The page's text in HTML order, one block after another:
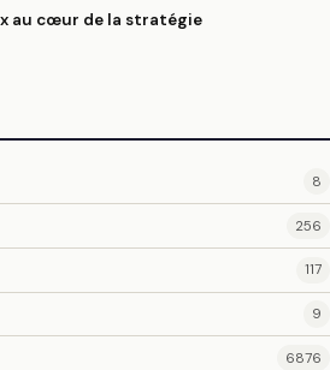
au cœur de la stratégie
8
256
117
9
6876